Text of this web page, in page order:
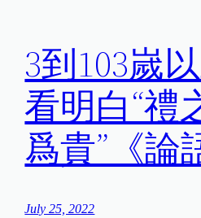
3到103嵗
看明白“禮
爲貴”《論
July 25, 2022